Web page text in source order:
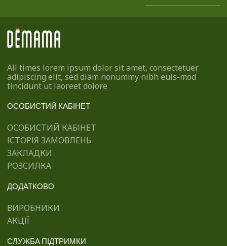
All times lorem ipsum dolor sit amet, consectetuer
adipiscing elit, sed diam nonummy nibh euis-mod
tincidunt ut laoreet dolore
ОСОБИСТИЙ КАБІНЕТ
ОСОБИСТИЙ КАБІНЕТ
ІСТОРІЯ ЗАМОВЛЕНЬ
ЗАКЛАДКИ
РОЗСИЛКА
ДОДАТКОВО
ВИРОБНИКИ
АКЦІЇ
СЛУЖБА ПІДТРИМКИ